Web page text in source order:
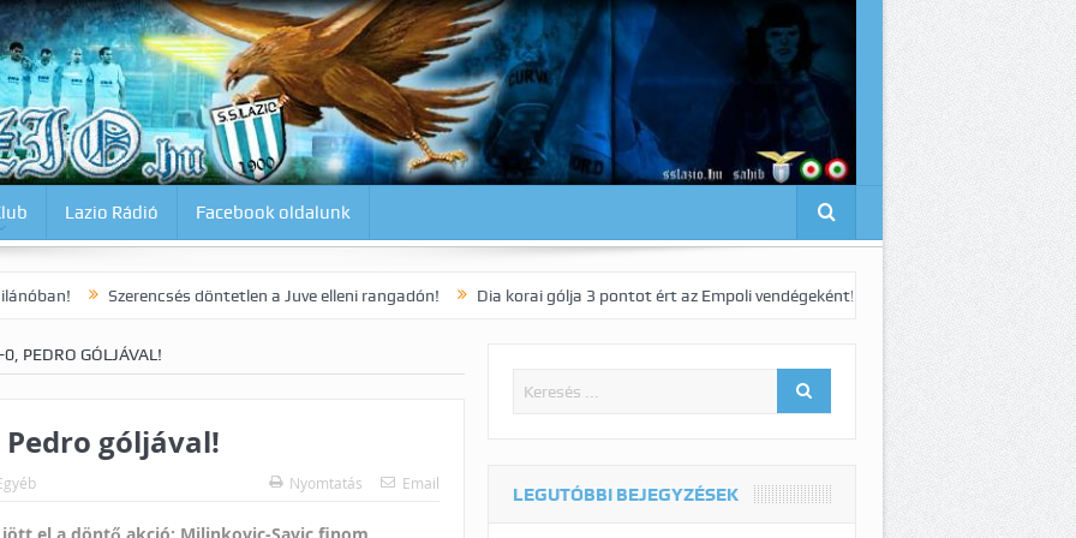
Lazio Rádió Facebook oldalunk
Szerencsés döntetlen a Juve elleni rangadón! Dia korai gólja 3 pontot ért az Empoli vendégeként! Pedro elnyűhetetlen!:-) 1-1-s
PEDRO GÓLJÁVAL!
góljával!
Nyomtatás Email
LEGUTÓBBI BEJEGYZÉSEK